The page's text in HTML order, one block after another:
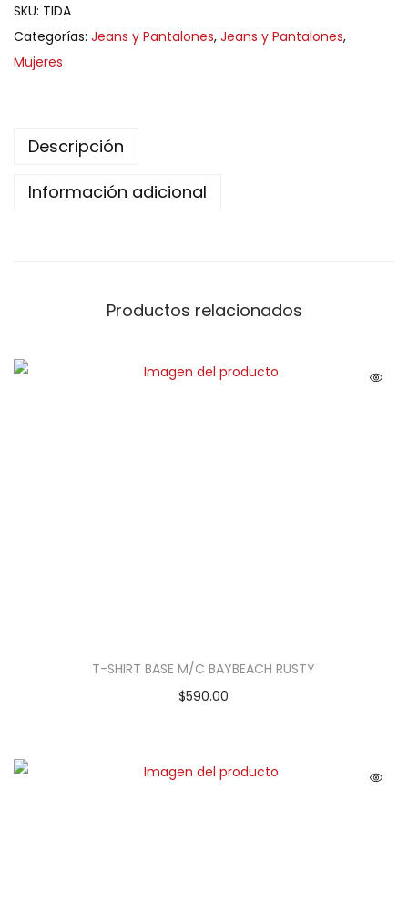
SKU: TIDA
Categorías: Jeans y Pantalones, Jeans y Pantalones,
Mujeres
Descripción
Información adicional
Productos relacionados
T-SHIRT BASE M/C BAYBEACH RUSTY
$590.00